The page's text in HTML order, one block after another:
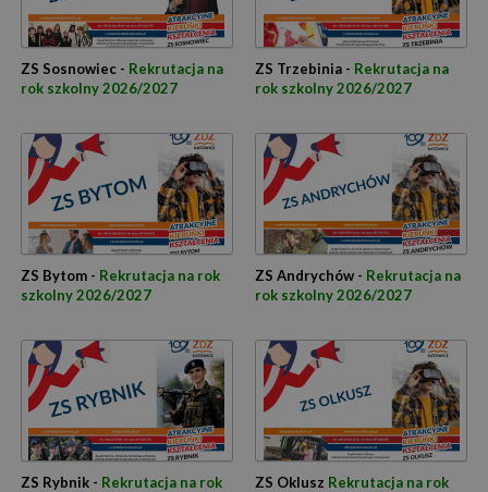
ZS Sosnowiec - Rekrutacja na
rok szkolny 2026/2027
ZS Trzebinia - Rekrutacja na
rok szkolny 2026/2027
ZS Bytom - Rekrutacja na rok
szkolny 2026/2027
ZS Andrychów - Rekrutacja na
rok szkolny 2026/2027
ZS Rybnik - Rekrutacja na rok
ZS Oklusz Rekrutacja na rok